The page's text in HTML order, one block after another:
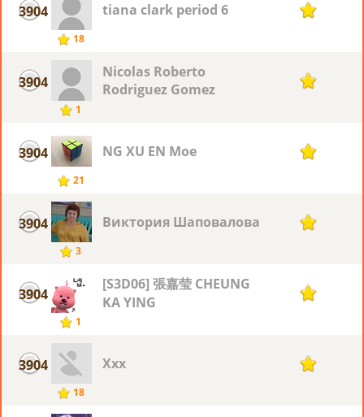
3904
18
tiana clark period 6 1
3904
1
Nicolas Roberto
Rodriguez Gomez
1
3904
21
NG XU EN Moe 1
3904
3
Виктория Шаповалова 1
3904
1
[S3D06] 張嘉莹 CHEUNG
KA YING
1
3904
18
Xxx 1